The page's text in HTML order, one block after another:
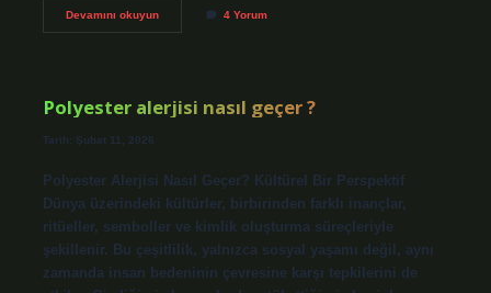
Devamını okuyunKarambole
ne
4 Yorum
Polyester alerjisi nasıl geçer ?
Tarih: Şubat 11, 2026
Polyester Alerjisi Nasıl Geçer? Kültürel Bir Perspektif
Dünya üzerindeki kültürler, birbirinden farklı inançlar,
ritüeller, semboller ve kimlik oluşturma süreçleriyle
şekillenir. Bu çeşitlilik, yalnızca sosyal yaşamı değil, aynı
zamanda insan bedeninin çevresine karşı tepkilerini de